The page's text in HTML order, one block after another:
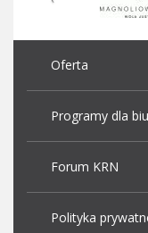
Oferta
Programy dla
Forum KRN
Polityka